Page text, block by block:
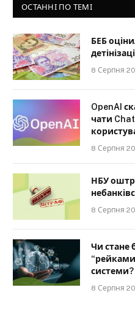
ОСТАННІ ПО ТЕМІ
БЕБ
8 Серпня
OpenAI
чати
8 Серпня
НБУ
8 Серпня
Чи стане
системи?
8 Серпня